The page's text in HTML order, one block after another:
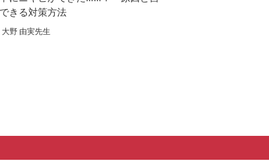
きる対策方法
大野 由実先生